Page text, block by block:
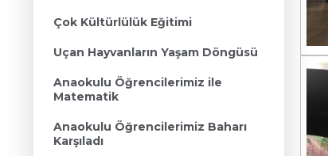
Çok Kültürlülük Eğitimi
Uçan Hayvanların Yaşam Döngüsü
Anaokulu Öğrencilerimiz ile
Matematik
Anaokulu Öğrencilerimiz Baharı
Karşıladı